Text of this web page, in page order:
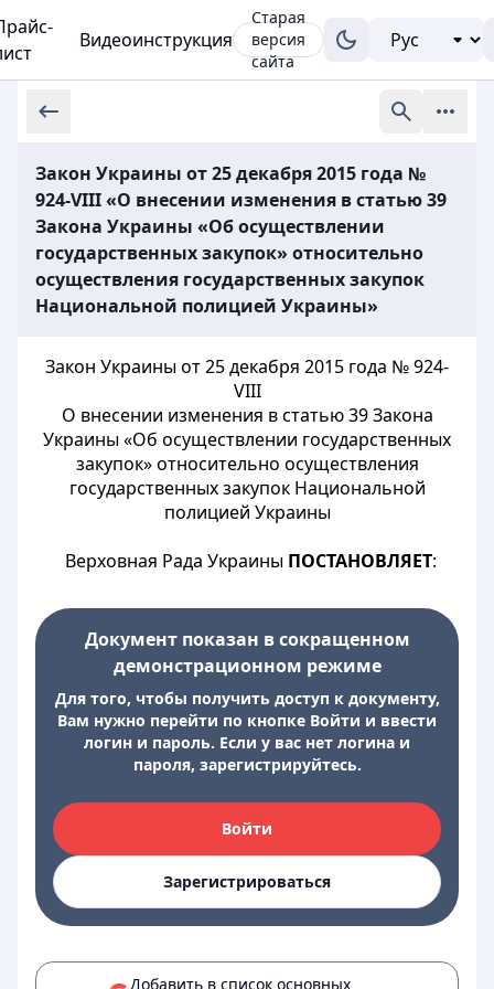
Видеоинструкция
Старая
версия
сайта
Закон Украины от 25 декабря 2015 года №
924-VIII «О внесении изменения в статью 39
Закона Украины «Об осуществлении
государственных закупок» относительно
осуществления государственных закупок
Национальной полицией Украины»
Закон Украины от 25 декабря 2015 года № 924-
VIII
О внесении изменения в статью 39 Закона
Украины «Об осуществлении государственных
закупок» относительно осуществления
государственных закупок Национальной
полицией Украины
Верховная Рада Украины ПОСТАНОВЛЯЕТ:
Документ показан в сокращенном
демонстрационном режиме
Для того, чтобы получить доступ к документу,
Вам нужно перейти по кнопке Войти и ввести
логин и пароль. Если у вас нет логина и
пароля, зарегистрируйтесь.
Войти
Зарегистрироваться
Добавить в список основных